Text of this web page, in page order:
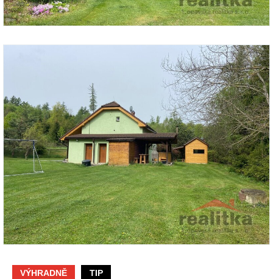
VÝHRADNĚ TIP